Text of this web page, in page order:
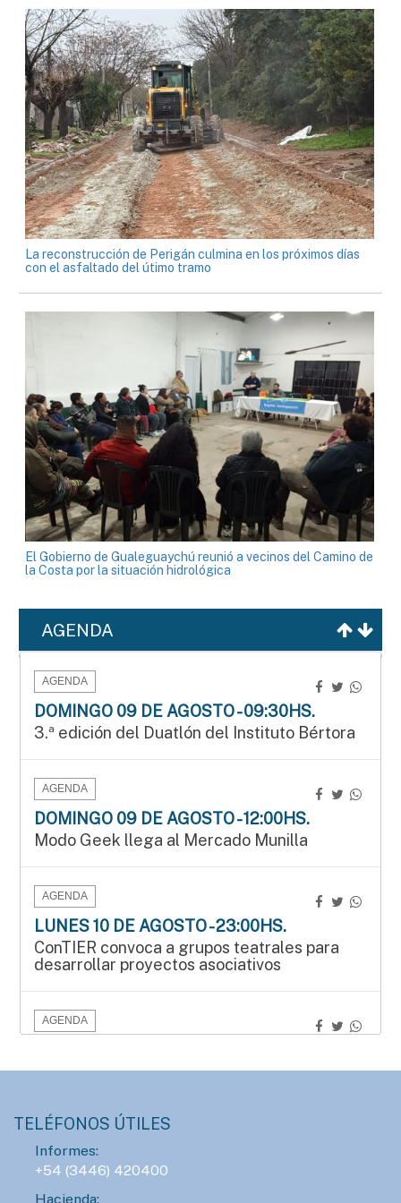
La reconstrucción de Perigán culmina en los próximos días
con el asfaltado del útimo tramo
El Gobierno de Gualeguaychú reunió a vecinos del Camino de
la Costa por la situación hidrológica
AGENDA
AGENDA
DOMINGO 09 DE AGOSTO - 09:30HS.
3.ª edición del Duatlón del Instituto Bértora
AGENDA
DOMINGO 09 DE AGOSTO - 12:00HS.
Modo Geek llega al Mercado Munilla
AGENDA
LUNES 10 DE AGOSTO - 23:00HS.
ConTIER convoca a grupos teatrales para
desarrollar proyectos asociativos
AGENDA
Manos que crean en el Mercado Munilla
AGENDA
SÁBADO 15 DE AGOSTO - 16:00HS.
Gran Prix Chipote 2026 de ajedrez blitz
TELÉFONOS ÚTILES
Informes:
+54 (3446) 420400
Hacienda: